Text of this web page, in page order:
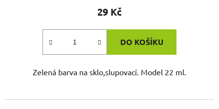
29 Kč
DO KOŠÍKU
Zelená barva na sklo,slupovací. Model 22 ml.